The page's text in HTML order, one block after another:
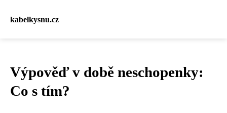
kabelkysnu.cz
Výpověď v době neschopenky:
Co s tím?